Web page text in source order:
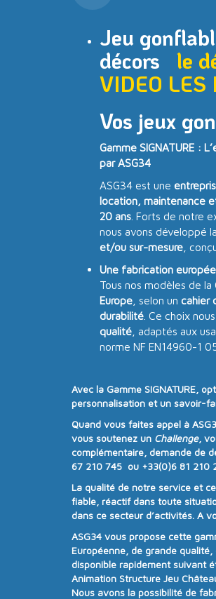
Jeu
décors
le
VIDEO LES
Vos jeux
Gamme SIGNATURE :
par ASG34
ASG34 est une
location, maintenance
20 ans . Forts de notre
nous avons développé la
et/ou sur-mesure ,
Une fabrication
Tous nos modèles de la
Europe , selon un cahier
durabilité . Ce choix
qualité , adaptés aux
norme NF EN14960-1
Avec la Gamme SIGNATURE ,
personnalisation et un savoir-
Quand vous faites appel à
vous soutenez un Challenge,
complémentaire, demande de
67 210 745 ou +33(0)6 81 210
La qualité de notre service et
fiable, réactif dans toute
dans ce secteur d’activités. A
ASG34 vous propose cette
Européenne, de grande
disponible rapidement suivant
Animation Structure Jeu
Nous avons la possibilité de